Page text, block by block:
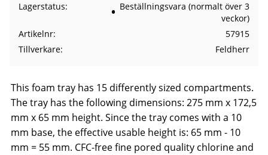
Lagerstatus
Beställningsvara (normalt över 3
veckor)
Artikelnr
57915
Tillverkare
Feldherr
This foam tray has 15 differently sized compartments.
The tray has the following dimensions: 275 mm x 172,5
mm x 65 mm height. Since the tray comes with a 10
mm base, the effective usable height is: 65 mm - 10
mm = 55 mm. CFC-free fine pored quality chlorine and